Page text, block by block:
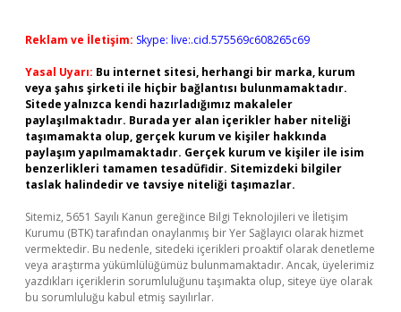
Reklam ve İletişim: Skype: live:.cid.575569c608265c69
Yasal Uyarı: Bu internet sitesi, herhangi bir marka, kurum
veya şahıs şirketi ile hiçbir bağlantısı bulunmamaktadır.
Sitede yalnızca kendi hazırladığımız makaleler
paylaşılmaktadır. Burada yer alan içerikler haber niteliği
taşımamakta olup, gerçek kurum ve kişiler hakkında
paylaşım yapılmamaktadır. Gerçek kurum ve kişiler ile isim
benzerlikleri tamamen tesadüfidir. Sitemizdeki bilgiler
taslak halindedir ve tavsiye niteliği taşımazlar.
Sitemiz, 5651 Sayılı Kanun gereğince Bilgi Teknolojileri ve İletişim
Kurumu (BTK) tarafından onaylanmış bir Yer Sağlayıcı olarak hizmet
vermektedir. Bu nedenle, sitedeki içerikleri proaktif olarak denetleme
veya araştırma yükümlülüğümüz bulunmamaktadır. Ancak, üyelerimiz
yazdıkları içeriklerin sorumluluğunu taşımakta olup, siteye üye olarak
bu sorumluluğu kabul etmiş sayılırlar.